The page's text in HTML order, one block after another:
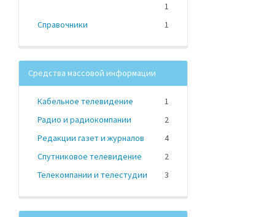
1
Справочники
1
Средства массовой информации
Кабельное телевидение
1
Радио и радиокомпании
2
Редакции газет и журналов
4
Спутниковое телевидение
2
Телекомпании и телестудии
3